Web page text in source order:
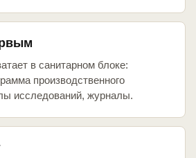
в санитарном блоке:
производственного
исследований, журналы.